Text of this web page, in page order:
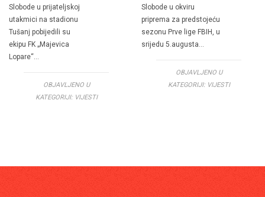
Slobode u prijateljskoj
utakmici na stadionu
Tušanj pobijedili su
ekipu FK „Majevica
Lopare“…
OBJAVLJENO U
KATEGORIJI: VIJESTI
Slobode u okviru
priprema za predstojeću
sezonu Prve lige FBIH, u
srijedu 5.augusta…
OBJAVLJENO U
KATEGORIJI: VIJESTI